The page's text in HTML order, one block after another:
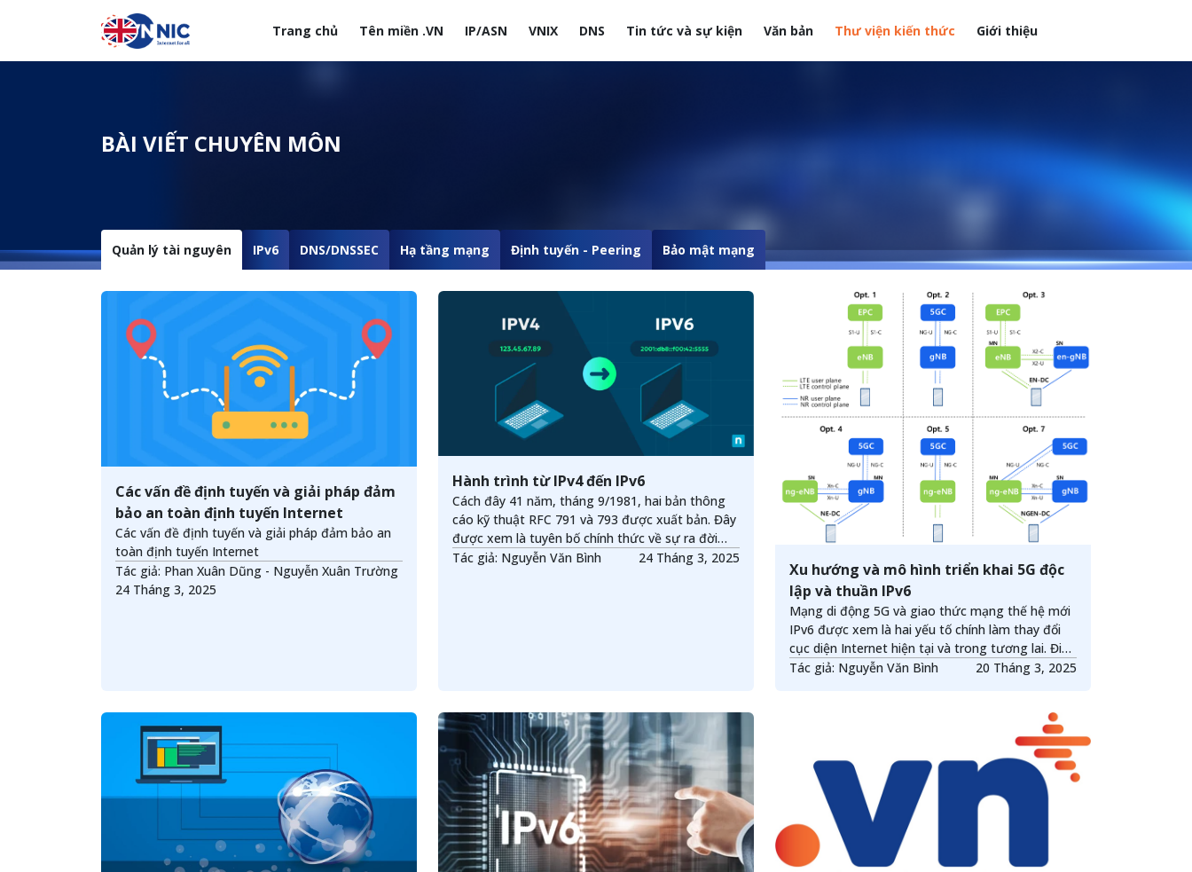
Nhảy đến nội dung
Trang chủ Tên miền .VN IP/ASN VNIX DNS Tin tức và sự kiện Văn bản Thư viện kiến thức Giới thiệu
Menuheader của website
BÀI VIẾT CHUYÊN MÔN
Quản lý tài nguyên IPv6 DNS/DNSSEC Hạ tầng mạng Định tuyến - Peering Bảo mật mạng
Các vấn đề định tuyến và giải pháp đảm
bảo an toàn định tuyến Internet
Các vấn đề định tuyến và giải pháp đảm bảo an
toàn định tuyến Internet
Tác giả: Phan Xuân Dũng - Nguyễn Xuân Trường
24 Tháng 3, 2025
Hành trình từ IPv4 đến IPv6
Cách đây 41 năm, tháng 9/1981, hai bản thông
cáo kỹ thuật RFC 791 và 793 được xuất bản. Đây
được xem là tuyên bố chính thức về sự ra đời
của bộ giao thức TCP/IP. Nhân dịp này, chúng ta
Tác giả: Nguyễn Văn Bình 24 Tháng 3, 2025
Xu hướng và mô hình triển khai 5G độc
lập và thuần IPv6
Mạng di động 5G và giao thức mạng thế hệ mới
IPv6 được xem là hai yếu tố chính làm thay đổi
cục diện Internet hiện tại và trong tương lai. Điều
này đồng nghĩa với các công nghệ và hệ thống
triển khai của hai yếu tố công nghệ này trên thế
giới để xây dựng những giải pháp chuyển đổi phù
hợp nhất.
Tác giả: Nguyễn Văn Bình 20 Tháng 3, 2025